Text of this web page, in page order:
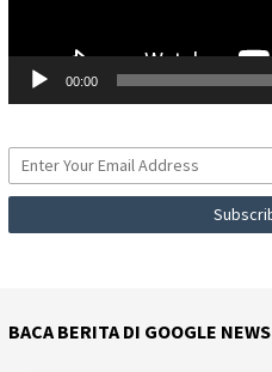
00:00
BACA BERITA DI GOOGLE NEWS